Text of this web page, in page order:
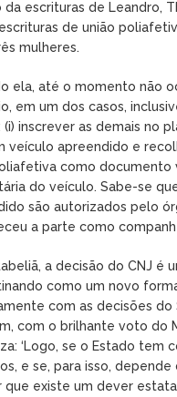
escrituras de Leandro,
de união
mulheres.
ela, até o momento não
em um dos casos,
inscrever as demais no
veículo apreendido e
como documento
do veículo. Sabe-se
são autorizados pelo
a parte como
a decisão do CNJ é
como um novo
com as decisões do
com o brilhante voto do
‘Logo, se o Estado tem
e se, para isso,
que existe um dever